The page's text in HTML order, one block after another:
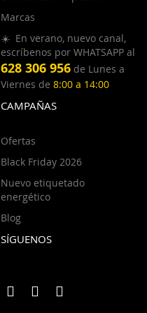
Marcas
☀️ En verano, nuevo canal,
escríbenos por WHATSAPP al
628 306 956 de Lunes a
Viernes de 8:00 a 14:00
CAMPAÑAS
Ofertas
Black Friday 2026
Nuevo etiquetado
energético
Blog
SÍGUENOS